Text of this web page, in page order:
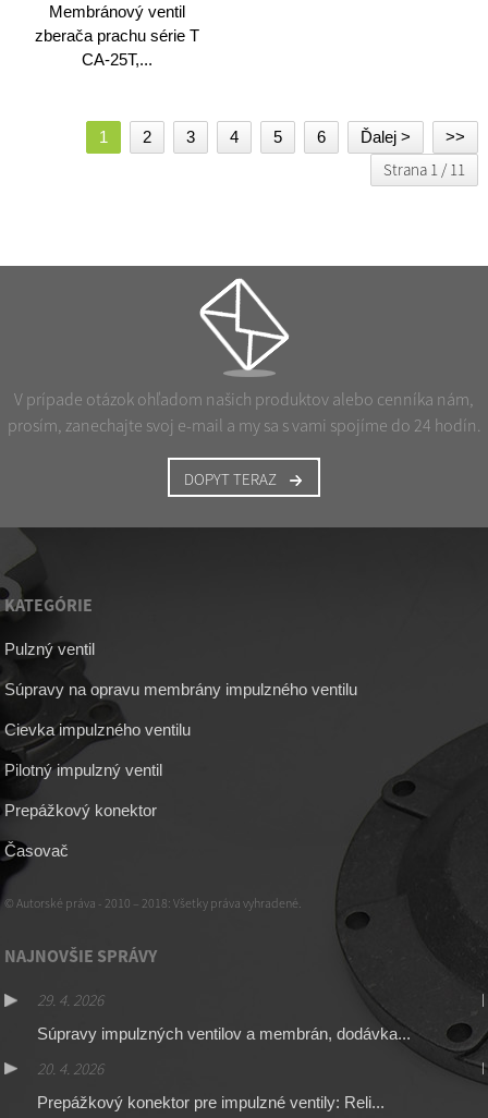
Membránový ventil
zberača prachu série T
CA-25T,...
1 2 3 4 5 6 Ďalej > >>
Strana 1 / 11
V prípade otázok ohľadom našich produktov alebo cenníka nám,
prosím, zanechajte svoj e-mail a my sa s vami spojíme do 24 hodín.
DOPYT TERAZ
KATEGÓRIE
Pulzný ventil
Súpravy na opravu membrány impulzného ventilu
Cievka impulzného ventilu
Pilotný impulzný ventil
Prepážkový konektor
Časovač
© Autorské práva - 2010 – 2018: Všetky práva vyhradené.
NAJNOVŠIE SPRÁVY
29. 4. 2026
Súpravy impulzných ventilov a membrán, dodávka...
20. 4. 2026
Prepážkový konektor pre impulzné ventily: Reli...